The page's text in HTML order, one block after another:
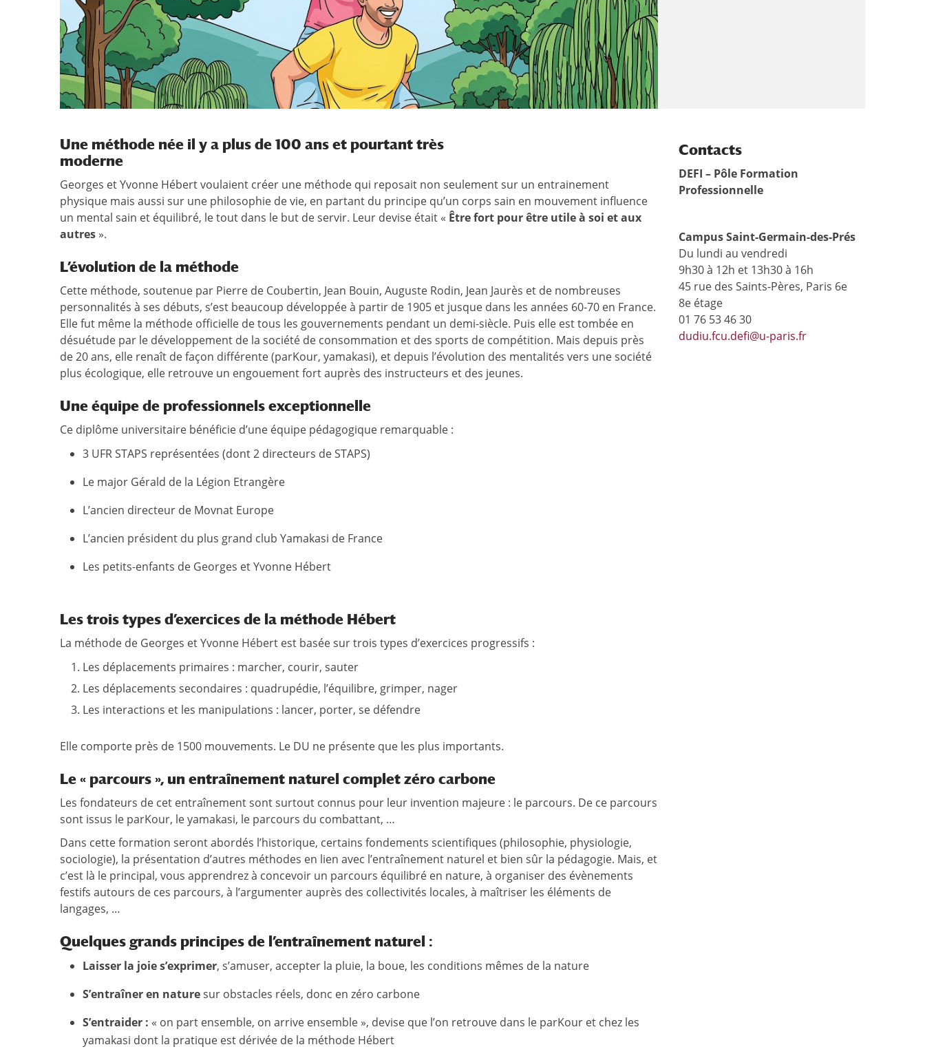
Une méthode née il y a plus de 100 ans et pourtant très
moderne
Georges et Yvonne Hébert voulaient créer une méthode qui reposait non seulement sur un entrainement
physique mais aussi sur une philosophie de vie, en partant du principe qu’un corps sain en mouvement influence
un mental sain et équilibré, le tout dans le but de servir. Leur devise était « Être fort pour être utile à soi et aux
autres ».
L’évolution de la méthode
Cette méthode, soutenue par Pierre de Coubertin, Jean Bouin, Auguste Rodin, Jean Jaurès et de nombreuses
personnalités à ses débuts, s’est beaucoup développée à partir de 1905 et jusque dans les années 60-70 en France.
Elle fut même la méthode officielle de tous les gouvernements pendant un demi-siècle. Puis elle est tombée en
désuétude par le développement de la société de consommation et des sports de compétition. Mais depuis près
de 20 ans, elle renaît de façon différente (parKour, yamakasi), et depuis l’évolution des mentalités vers une société
plus écologique, elle retrouve un engouement fort auprès des instructeurs et des jeunes.
Une équipe de professionnels exceptionnelle
Ce diplôme universitaire bénéficie d’une équipe pédagogique remarquable :
3 UFR STAPS représentées (dont 2 directeurs de STAPS)
Le major Gérald de la Légion Etrangère
L’ancien directeur de Movnat Europe
L’ancien président du plus grand club Yamakasi de France
Les petits-enfants de Georges et Yvonne Hébert
Les trois types d’exercices de la méthode Hébert
La méthode de Georges et Yvonne Hébert est basée sur trois types d’exercices progressifs :
Les déplacements primaires : marcher, courir, sauter
Les déplacements secondaires : quadrupédie, l’équilibre, grimper, nager
Les interactions et les manipulations : lancer, porter, se défendre
Elle comporte près de 1500 mouvements. Le DU ne présente que les plus importants.
Le « parcours », un entraînement naturel complet zéro carbone
Les fondateurs de cet entraînement sont surtout connus pour leur invention majeure : le parcours. De ce parcours
sont issus le parKour, le yamakasi, le parcours du combattant, …
Dans cette formation seront abordés l’historique, certains fondements scientifiques (philosophie, physiologie,
sociologie), la présentation d’autres méthodes en lien avec l’entraînement naturel et bien sûr la pédagogie. Mais, et
c’est là le principal, vous apprendrez à concevoir un parcours équilibré en nature, à organiser des évènements
festifs autours de ces parcours, à l’argumenter auprès des collectivités locales, à maîtriser les éléments de
langages, …
Quelques grands principes de l’entraînement naturel :
Laisser la joie s’exprimer, s’amuser, accepter la pluie, la boue, les conditions mêmes de la nature
S’entraîner en naturesur obstacles réels, donc en zéro carbone
S’entraider : « on part ensemble, on arrive ensemble », devise que l’on retrouve dans le parKour et chez les
yamakasi dont la pratique est dérivée de la méthode Hébert
Contacts
DEFI – Pôle Formation
Professionnelle
Campus Saint-Germain-des-Prés
Du lundi au vendredi
9h30 à 12h et 13h30 à 16h
45 rue des Saints-Pères, Paris 6e
8e étage
01 76 53 46 30
dudiu.fcu.defi@u-paris.fr